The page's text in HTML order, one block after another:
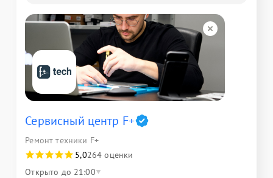
Сервисный центр F+
Ремонт техники F+
5,0264 оценки
Открыто до 21:00